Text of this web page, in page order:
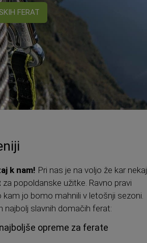
FERAT
k nam! Pri nas je na voljo že kar nekaj
za popoldanske užitke. Ravno pravi
jo bomo mahnili v letošnji sezoni.
najbolj slavnih domačih ferat:
opreme za ferate